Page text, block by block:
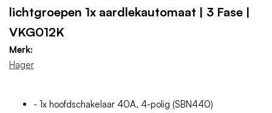
lichtgroepen 1x aardlekautomaat | 3 Fase |
VKG012K
Merk:
Hager
- 1x hoofdschakelaar 40A, 4-polig (SBN440)